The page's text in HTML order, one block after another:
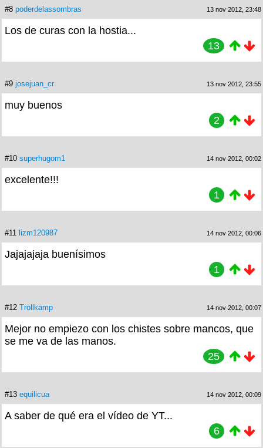
#8 poderdelassombras 13 nov 2012, 23:48
Los de curas con la hostia...
13
#9 josejuan_cr 13 nov 2012, 23:55
muy buenos
2
#10 superhugom1 14 nov 2012, 00:02
excelente!!!
1
#11 lizm120987 14 nov 2012, 00:06
Jajajajaja buenísimos
1
#12 Trollkamp 14 nov 2012, 00:07
Mejor no empiezo con los chistes sobre mancos, que
se me va de las manos.
25
#13 equilicua 14 nov 2012, 00:09
A saber de qué era el vídeo de YT...
6